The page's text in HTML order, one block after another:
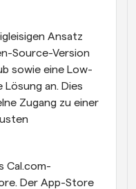
Ansatz
Source-Version
sowie eine Low-
an. Dies
Zugang zu einer
Cal.com-
Der App-Store